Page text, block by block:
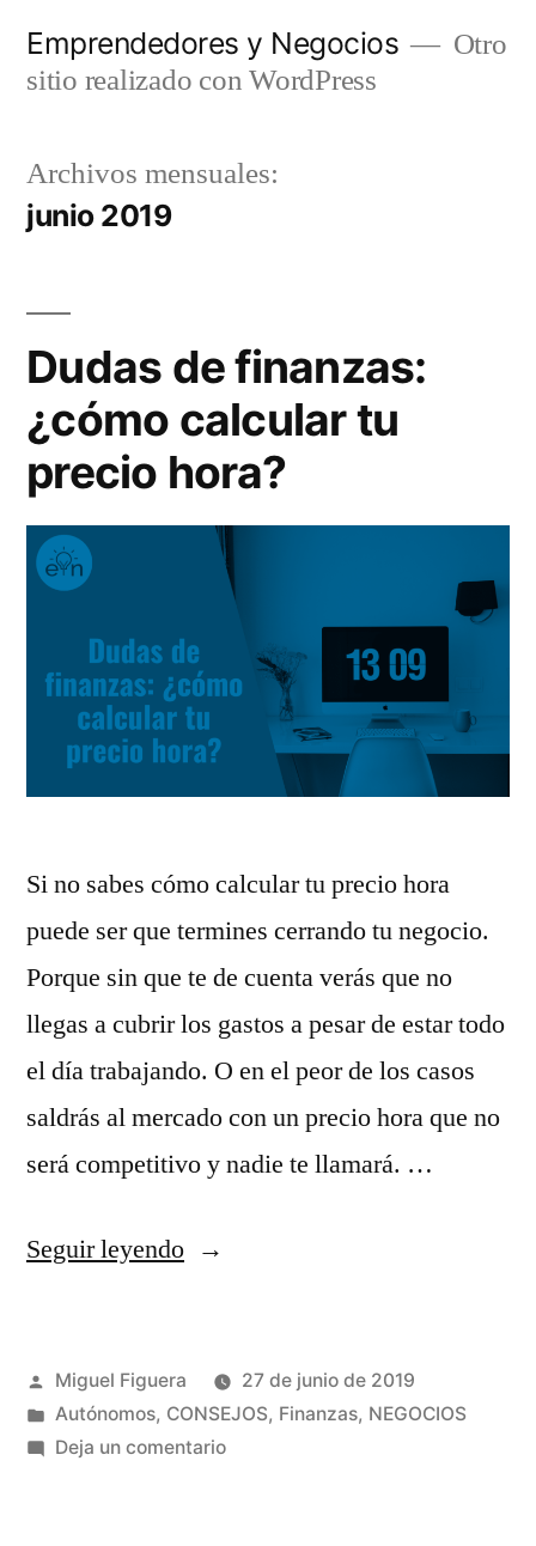
Emprendedores y Negocios
Otro
sitio realizado con WordPress
Archivos mensuales:
junio 2019
Dudas de finanzas:
¿cómo calcular tu
precio hora?
Si no sabes cómo calcular tu precio hora
puede ser que termines cerrando tu negocio.
Porque sin que te de cuenta verás que no
llegas a cubrir los gastos a pesar de estar todo
el día trabajando. O en el peor de los casos
saldrás al mercado con un precio hora que no
será competitivo y nadie te llamará. …
Seguir leyendo«Dudas
¿cómo
calcular
Publicado
por
Miguel Figuera
27 de junio de 2019
Publicado
en
Autónomos, CONSEJOS, Finanzas, NEGOCIOS
Deja un comentarioen